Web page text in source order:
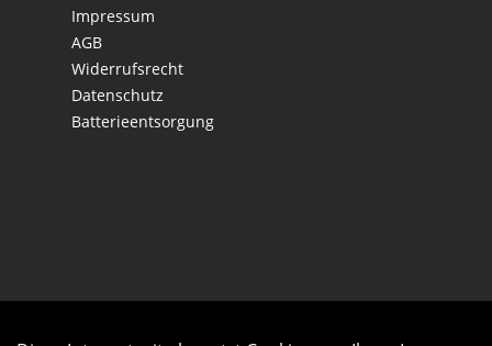
Impressum
AGB
Widerrufsrecht
Datenschutz
Batterieentsorgung